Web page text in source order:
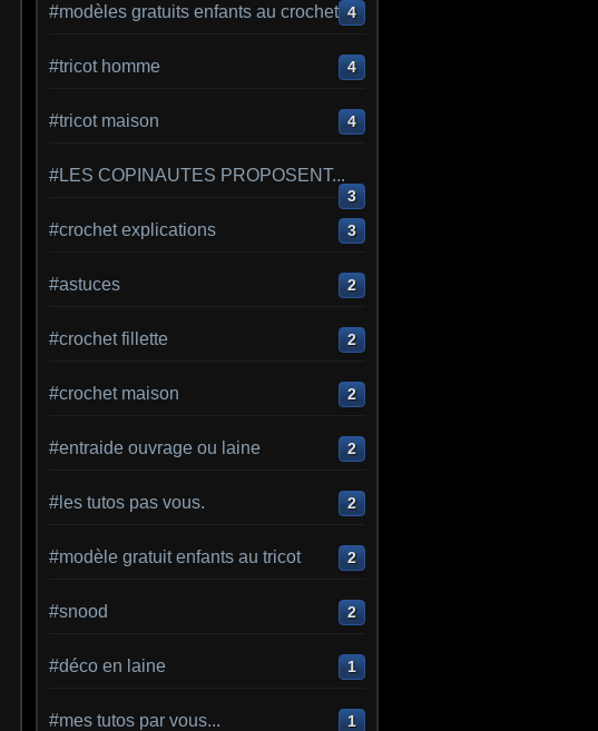
#modèles gratuits enfants au crochet 4
#tricot homme 4
#tricot maison 4
#LES COPINAUTES PROPOSENT...
3
#crochet explications 3
#astuces 2
#crochet fillette 2
#crochet maison 2
#entraide ouvrage ou laine 2
#les tutos pas vous. 2
#modèle gratuit enfants au tricot 2
#snood 2
#déco en laine 1
#mes tutos par vous... 1